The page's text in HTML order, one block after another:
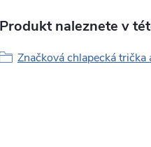
Produkt naleznete v
Značková chlapecká